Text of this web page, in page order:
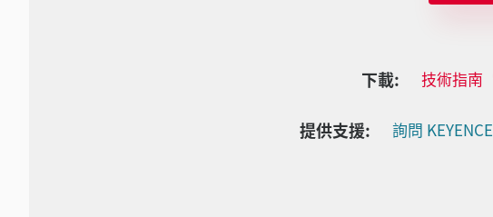
下載: 技術指南
提供支援: 詢問 KEYENCE